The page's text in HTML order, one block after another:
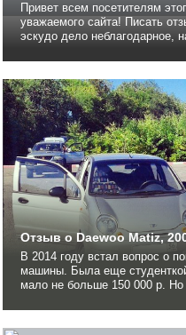
Привет всем посетителям
уважаемого сайта! Писать отзыв про
эскудо дело неблагодарное,
мнению, машина эта
нескольких добрых слов,
да, вот, машин у меня до
Вообще. Нафиг мне это не
Отзыв о Daewoo Matiz,
В 2014 году встал вопрос о
машины. Была еще
мало не больше 150 000 р. Но машину
Матизом, восьмеркой, Нивой
япошкой. Возсьмерка отмелась сразу за